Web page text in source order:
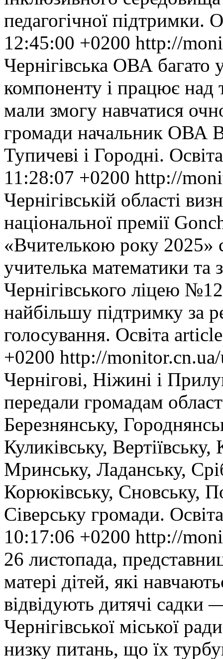
педагогічної підтримки.
12:45:00 +0200 http://
Чернігівська ОВА багато
компоненту і працює над
мали змогу навчатися
громади начальник ОВА
Тупичеві і Городні. Освіта
11:28:07 +0200 http://
Чернігівській області
національної премії
«Вчителькою року 2025»
учителька математики та
Чернігівського ліцею
найбільшу підтримку за
голосування. Освіта article
+0200 http://
Чернігові, Ніжині і
передали громадам
Березнянську,
Куликівську,
Мринську, Ладанську,
Корюківську, Сновську,
Сіверську громади. Освіта
10:17:06 +0200 http://
26 листопада,
матері дітей, які
відвідують дитячі садки
Чернігівської міської
низку питань, що їх